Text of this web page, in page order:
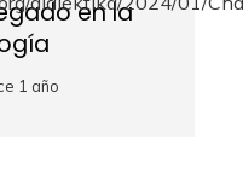
en la
1 año